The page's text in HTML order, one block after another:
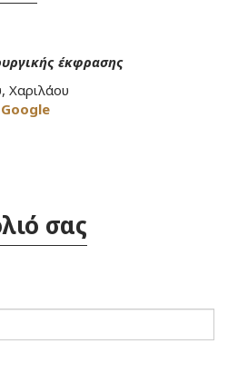
έκφρασης
Χαριλάου
σας